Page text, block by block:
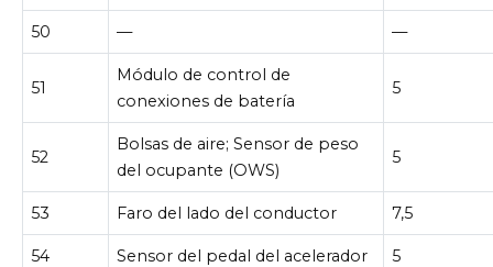
50 — —
51
Módulo de control de
conexiones de batería
5
52
Bolsas de aire; Sensor de peso
del ocupante (OWS)
5
53 Faro del lado del conductor 7,5
54 Sensor del pedal del acelerador 5